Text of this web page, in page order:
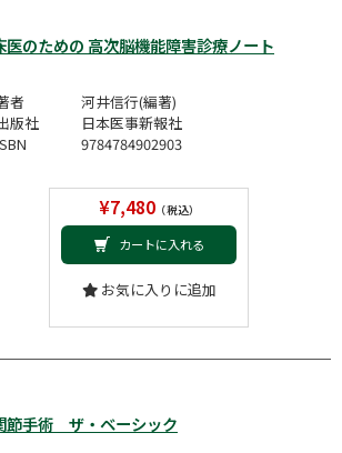
医のための 高次脳機能障害診療ノート
者
河井信行(編著)
版社
日本医事新報社
9784784902903
¥7,480（税込）
カートに入れる
お気に入りに追加
節手術 ザ・ベーシック